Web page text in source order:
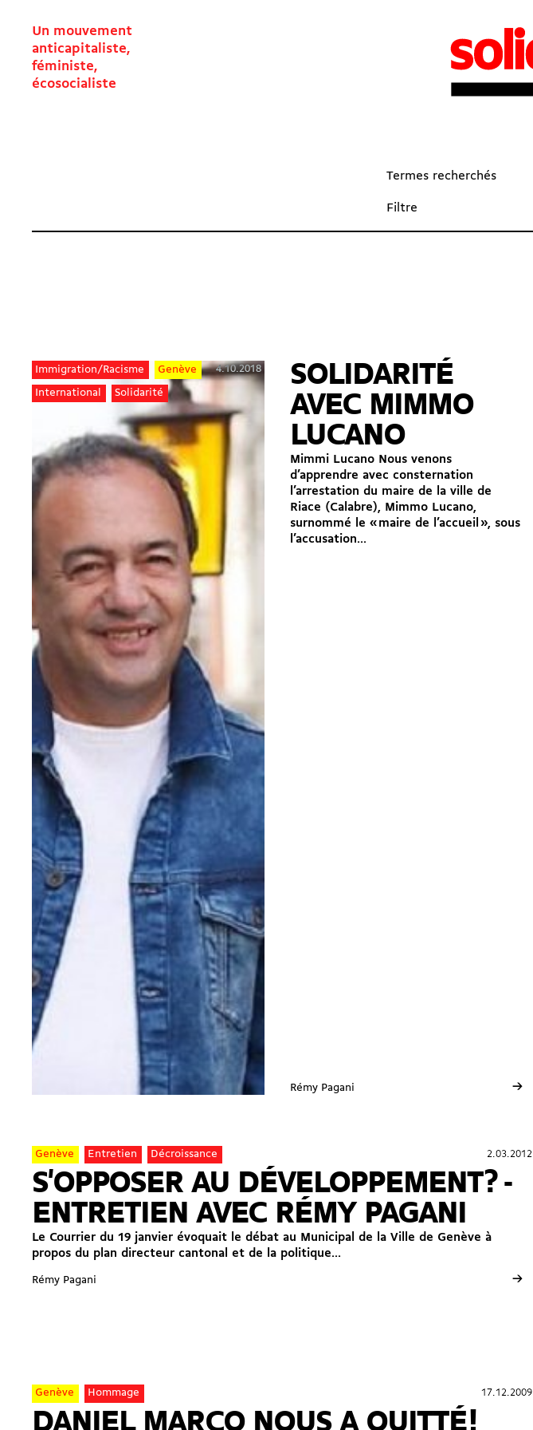
Un mouvement
anticapitaliste,
féministe,
écosocialiste
Termes recherchés
Filtre
Immigration/Racisme
Genève
International
Solidarité
4.10.2018
SOLIDARITÉ
AVEC MIMMO
LUCANO
Mimmi Lucano Nous venons
d’apprendre avec consternation
l’arrestation du maire de la ville de
Riace (Calabre), Mimmo Lucano,
surnommé le « maire de l’accueil », sous
l’accusation...
Rémy Pagani →
2.03.2012
Genève Entretien Décroissance 2.03.2012
S'OPPOSER AU DÉVELOPPEMENT? -
ENTRETIEN AVEC RÉMY PAGANI
Le Courrier du 19 janvier évoquait le débat au Municipal de la Ville de Genève à
propos du plan directeur cantonal et de la politique...
Rémy Pagani →
17.12.2009
Genève Hommage 17.12.2009
DANIEL MARCO NOUS A QUITTÉ !